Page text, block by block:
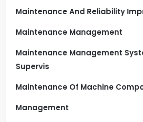
Maintenance And Reliability
Maintenance Management
Maintenance Management
Supervis
Maintenance Of Machine
Management